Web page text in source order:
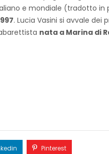
e mondiale (tradotto in
. Lucia Vasini si avvale
nata a Marina di
Pinterest